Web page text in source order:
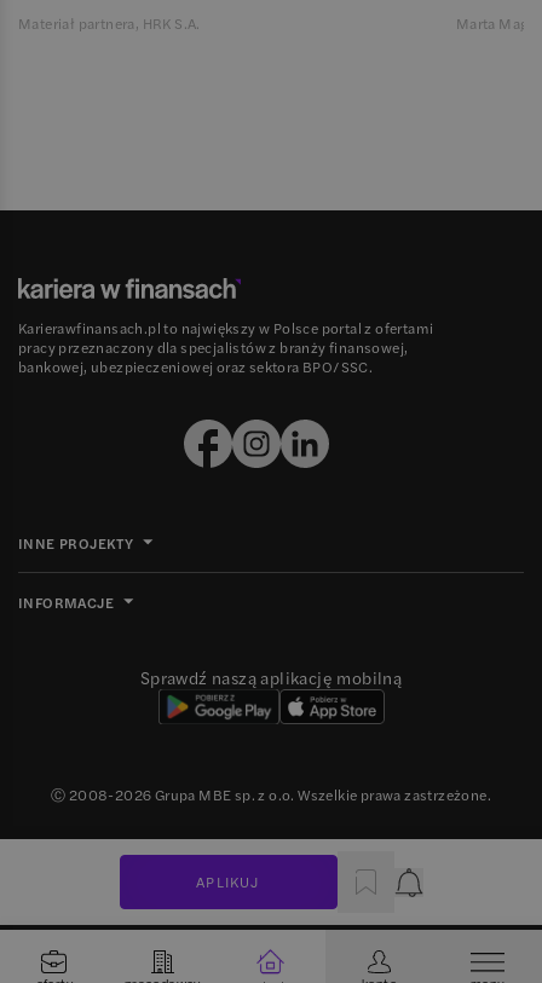
APLIKUJ Powiadomienie
Materiał partnera, HRK S.A. Marta
Karierawfinansach.pl to największy w Polsce portal z ofertami
pracy przeznaczony dla specjalistów z branży finansowej,
bankowej, ubezpieczeniowej oraz sektora BPO/SSC.
INNE PROJEKTY
INFORMACJE
Sprawdź naszą aplikację mobilną
Ⓒ 2008-2026Grupa MBE sp. z o.o. Wszelkie prawa zastrzeżone.